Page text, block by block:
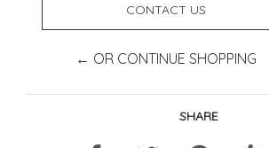
CONTACT US
← OR CONTINUE SHOPPING
SHARE